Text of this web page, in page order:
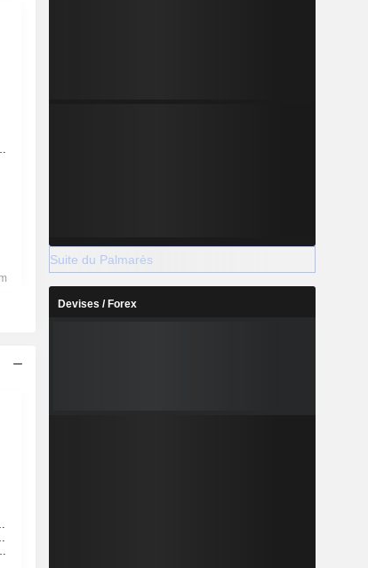
Suite du Palmarès
Devises / Forex